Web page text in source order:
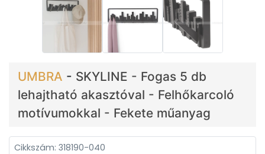
UMBRA - SKYLINE - Fogas 5 db
lehajtható akasztóval - Felhőkarcoló
motívumokkal - Fekete műanyag
Cikkszám: 318190-040